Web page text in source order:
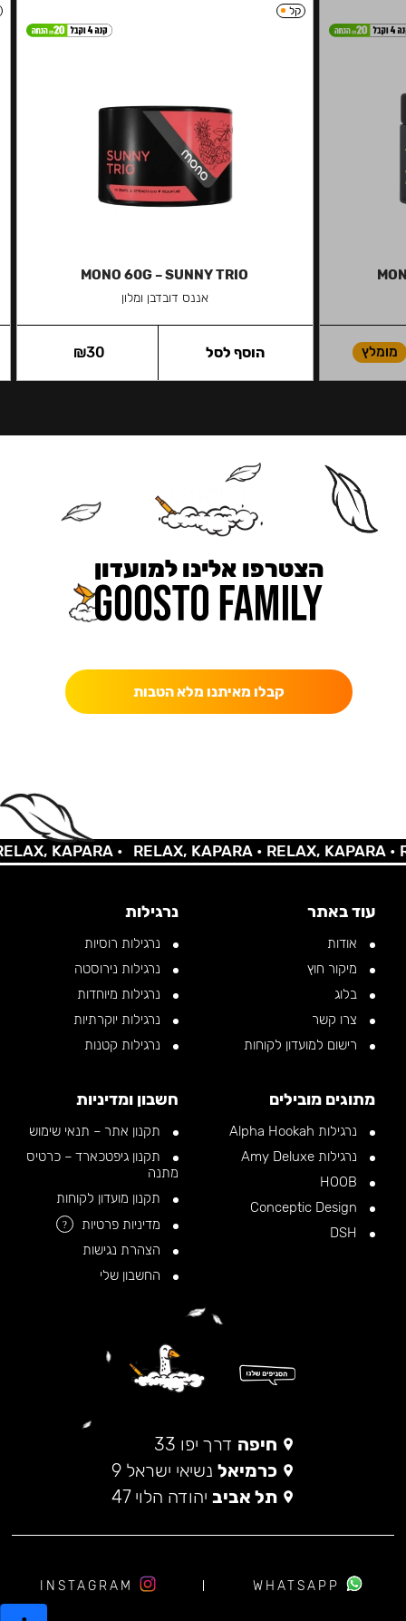
מומלץ
קל
MONO 60G – SUNNY TRIO
אננס דובדבן ומלון
₪30 הוסף לסל
הצטרפו אלינו למועדון
קבלו מאיתנו מלא הטבות
KAPARA • RELAX, KAPARA •RELAX, KAPARA •
עוד באתר
אודות
מיקור חוץ
בלוג
צרו קשר
רישום למועדון לקוחות
נרגילות
נרגילות רוסיות
נרגילות נירוסטה
נרגילות מיוחדות
נרגילות יוקרתיות
נרגילות קטנות
מתוגים מובילים
נרגילות Alpha Hookah
נרגילות Amy Deluxe
חשבון ומדיניות
תקנון אתר – תנאי שימוש
תקנון גיפטכארד – כרטיס
מתנה
תקנון מועדון לקוחות
מדיניות פרטיות
?
הצהרת נגישות
החשבון שלי
חיפה דרך יפו 33
כרמיאל נשיאי ישראל 9
תל אביב יהודה הלוי 47
WHATSAPP
INSTAGRAM